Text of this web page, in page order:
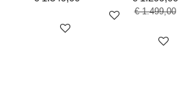
Bekijk details
Bekijk details€ 1.499,00
Bekijk